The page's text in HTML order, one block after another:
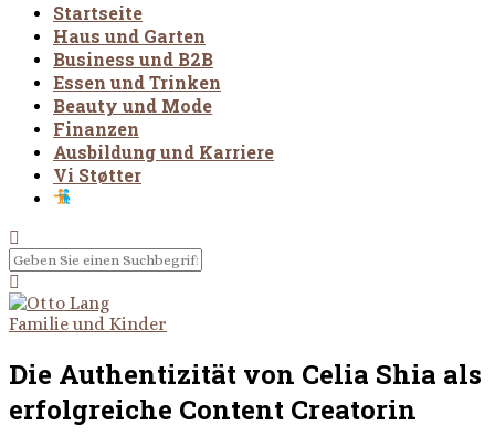
Startseite
Haus und Garten
Business und B2B
Essen und Trinken
Beauty und Mode
Finanzen
Ausbildung und Karriere
Vi Støtter
Familie und Kinder
Die Authentizität von Celia Shia als
erfolgreiche Content Creatorin